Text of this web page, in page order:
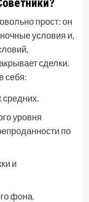
прост: он
условия и,
сделки.
себя:
средних.
уровня
по
и
фона.